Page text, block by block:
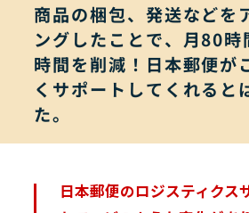
商品の梱包、発送などを
ングしたことで、月80時
時間を削減！日本郵便が
くサポートしてくれると
た。
日本郵便のロジスティクス